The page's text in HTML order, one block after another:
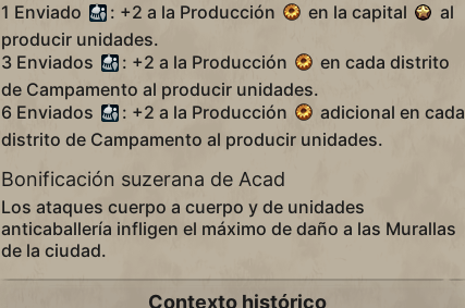
1 Enviado : +2 a la Producción en la capital
al
producir unidades.
3 Enviados
: +2 a la Producción
en cada distrito
de Campamento al producir unidades.
6 Enviados
: +2 a la Producción
adicional en cada
distrito de Campamento al producir unidades.
Bonificación suzerana de Acad
Los ataques cuerpo a cuerpo y de unidades
anticaballería infligen el máximo de daño a las Murallas
de la ciudad.
Contexto histórico